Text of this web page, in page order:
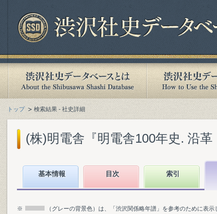
トップ 検索結果 - 社史詳細
(株)明電舎『明電舎100年史. 沿
基本情報 目次 索引
※ （グレーの背景色）は、「渋沢関係略年譜」を参考のために表